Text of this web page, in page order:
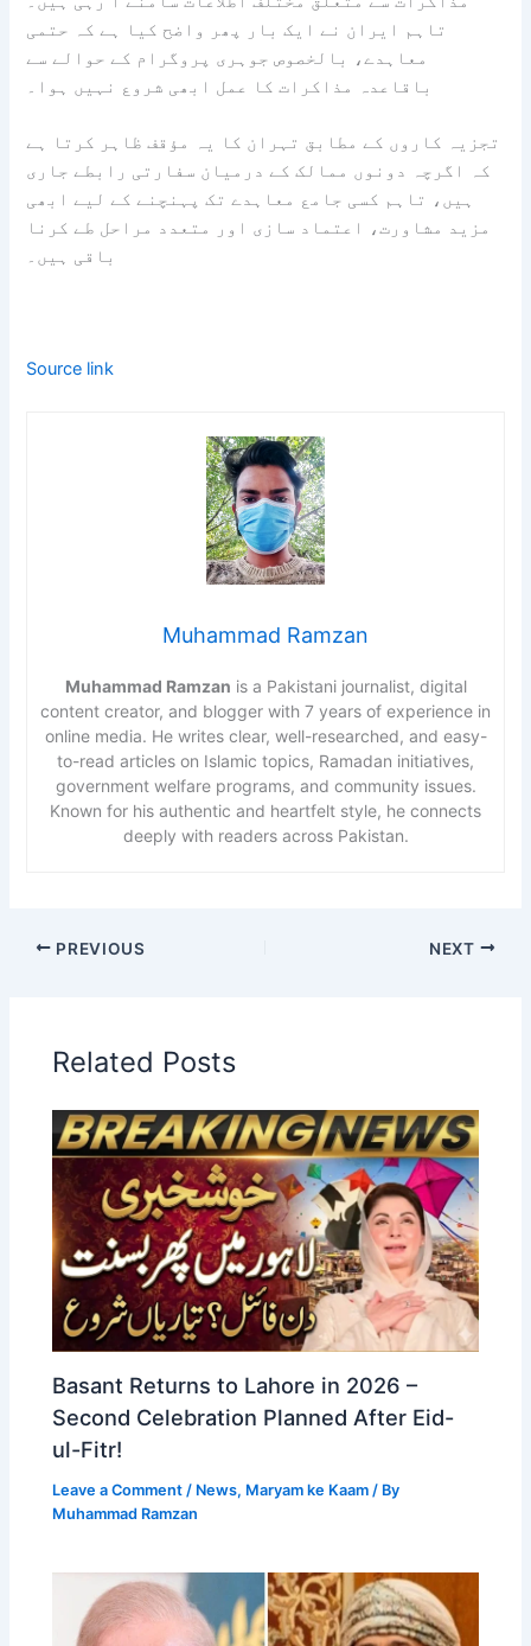
تاہم ایران نے ایک بار پھر واضح کیا ہے کہ حتمی
معاہدے، بالخصوص جوہری پروگرام کے حوالے سے
باقاعدہ مذاکرات کا عمل ابھی شروع نہیں ہوا۔
تجزیہ کاروں کے مطابق تہران کا یہ مؤقف ظاہر کرتا ہے
کہ اگرچہ دونوں ممالک کے درمیان سفارتی رابطے جاری
ہیں، تاہم کسی جامع معاہدے تک پہنچنے کے لیے ابھی
مزید مشاورت، اعتماد سازی اور متعدد مراحل طے کرنا
باقی ہیں۔
Source link
Muhammad Ramzan
Muhammad Ramzan is a Pakistani journalist, digital
content creator, and blogger with 7 years of experience in
online media. He writes clear, well-researched, and easy-
to-read articles on Islamic topics, Ramadan initiatives,
government welfare programs, and community issues.
Known for his authentic and heartfelt style, he connects
deeply with readers across Pakistan.
PREVIOUS NEXT
Related Posts
Basant Returns to Lahore in 2026 –
Second Celebration Planned After Eid-
ul-Fitr!
Leave a Comment / News, Maryam ke Kaam / By
Muhammad Ramzan